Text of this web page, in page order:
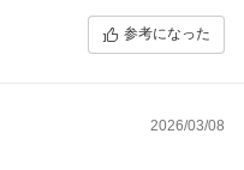
参考になった
2026/03/08